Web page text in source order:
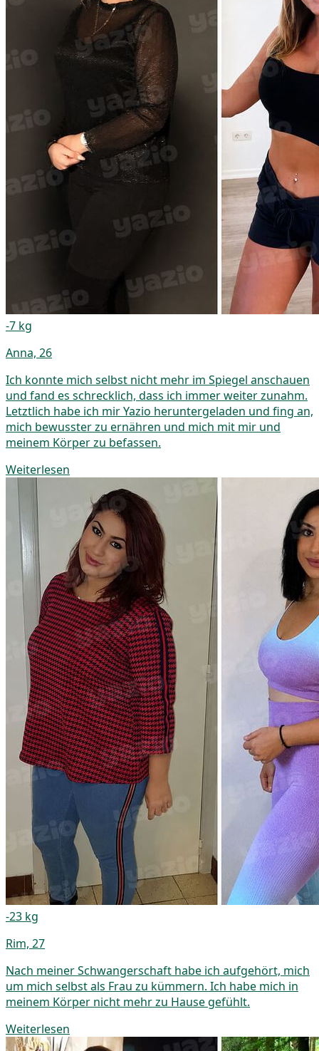
-7 kg
Anna, 26
Ich konnte mich selbst nicht mehr im Spiegel anschauen
und fand es schrecklich, dass ich immer weiter zunahm.
Letztlich habe ich mir Yazio heruntergeladen und fing an,
mich bewusster zu ernähren und mich mit mir und
meinem Körper zu befassen.
Weiterlesen
-23 kg
Rim, 27
Nach meiner Schwangerschaft habe ich aufgehört, mich
um mich selbst als Frau zu kümmern. Ich habe mich in
meinem Körper nicht mehr zu Hause gefühlt.
Weiterlesen